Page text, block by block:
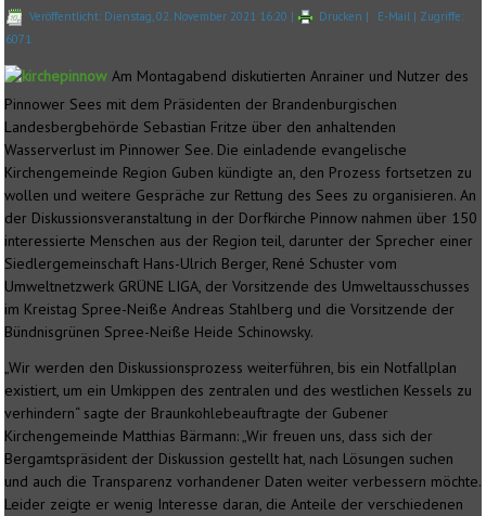
Veröffentlicht: Dienstag, 02. November 2021 16:20 | Drucken | E-Mail | Zugriffe:
6071
Am Montagabend diskutierten Anrainer und Nutzer des
Pinnower Sees mit dem Präsidenten der Brandenburgischen
Landesbergbehörde Sebastian Fritze über den anhaltenden
Wasserverlust im Pinnower See. Die einladende evangelische
Kirchengemeinde Region Guben kündigte an, den Prozess fortsetzen zu
wollen und weitere Gespräche zur Rettung des Sees zu organisieren. An
der Diskussionsveranstaltung in der Dorfkirche Pinnow nahmen über 150
interessierte Menschen aus der Region teil, darunter der Sprecher einer
Siedlergemeinschaft Hans-Ulrich Berger, René Schuster vom
Umweltnetzwerk GRÜNE LIGA, der Vorsitzende des Umweltausschusses
im Kreistag Spree-Neiße Andreas Stahlberg und die Vorsitzende der
Bündnisgrünen Spree-Neiße Heide Schinowsky.
„Wir werden den Diskussionsprozess weiterführen, bis ein Notfallplan
existiert, um ein Umkippen des zentralen und des westlichen Kessels zu
verhindern“ sagte der Braunkohlebeauftragte der Gubener
Kirchengemeinde Matthias Bärmann: „Wir freuen uns, dass sich der
Bergamtspräsident der Diskussion gestellt hat, nach Lösungen suchen
und auch die Transparenz vorhandener Daten weiter verbessern möchte.
Leider zeigte er wenig Interesse daran, die Anteile der verschiedenen